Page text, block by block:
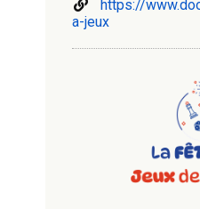
https://
a-jeux